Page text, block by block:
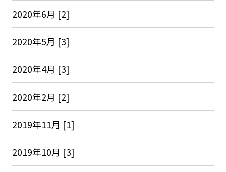
2020年6月 [2]
2020年5月 [3]
2020年4月 [3]
2020年2月 [2]
2019年11月 [1]
2019年10月 [3]